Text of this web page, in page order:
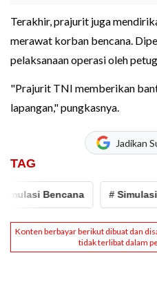
Terakhir, prajurit juga
merawat korban bencana.
pelaksanaan operasi oleh
"Prajurit TNI memberikan
lapangan," pungkasnya.
Jadikan
TAG
Bencana # Simulasi